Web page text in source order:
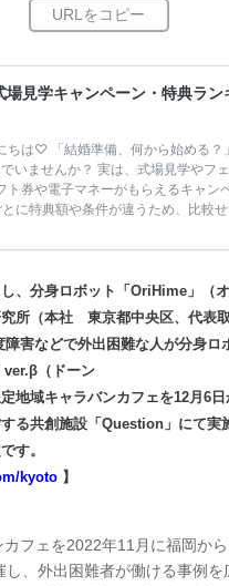
場見学キャンペーン・特典ラ
ちは♡ 「結婚準備、何から始める？
いませんか？ 実は、式場見学やフ
ト券や電子マネーがもらえるキャン
に特典額や条件が違うため、比較
ンキングを公開！ 比較サイト：プ
レの特典は？」といった疑問も解
絞れる「ウェディング診断」か、体
、分身ロボット「OriHime」（
究所（本社 東京都中央区、代
害などで外出困難な人が分身ロ
ver.β（ドーン
地域キャラバンカフェを12月6
る共創施設「Question」にて実
す。
kyoto 】
フェを2022年11月に福岡か
、外出困難者が働ける事例